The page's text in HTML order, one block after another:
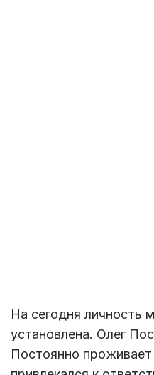
На сегодня личность
установлена. Олег
Постоянно